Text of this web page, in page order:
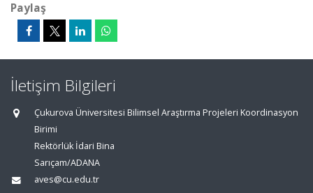
Paylaş
İletişim Bilgileri
Çukurova Üniversitesi Bilimsel Araştırma Projeleri Koordinasyon
Birimi
Rektörlük İdari Bina
Sarıçam/ADANA
aves@cu.edu.tr